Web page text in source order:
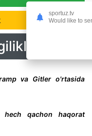
va Gitler o'rtasida
hech qachon haqorat
sportuz.tv
Would like to